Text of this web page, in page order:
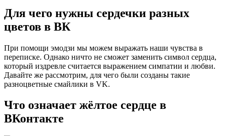
Для чего нужны сердечки разных
цветов в ВК
При помощи эмодзи мы можем выражать наши чувства в
переписке. Однако ничто не сможет заменить символ сердца,
который издревле считается выражением симпатии и любви.
Давайте же рассмотрим, для чего были созданы такие
разноцветные смайлики в VK.
Что означает жёлтое сердце в
ВКонтакте